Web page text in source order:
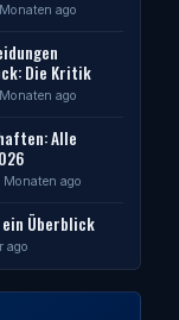
ago
Die Kritik
ago
Alle
Monaten ago
Überblick
ago